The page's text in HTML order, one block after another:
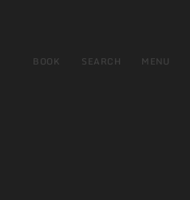
BOOK SEARCH MENU